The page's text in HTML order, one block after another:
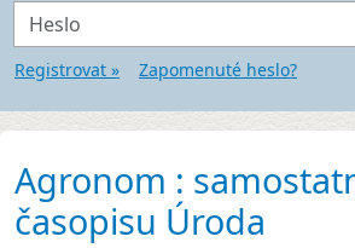
Heslo
Registrovat » Zapomenuté heslo?
Agronom :
časopisu Úroda